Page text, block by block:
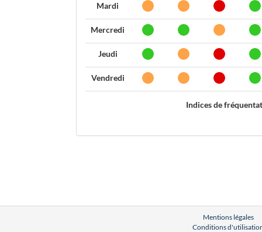
Mardi
Mercredi
Jeudi
Vendredi
Indices de
Mentions légales
Conditions